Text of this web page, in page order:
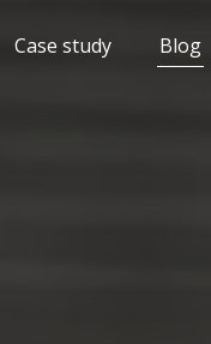
Case study Blog